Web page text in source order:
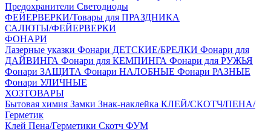
Предохранители Светодиоды
ФЕЙЕРВЕРКИ/Товары для ПРАЗДНИКА
САЛЮТЫ/ФЕЙЕРВЕРКИ
ФОНАРИ
Лазерные указки Фонари ДЕТСКИЕ/БРЕЛКИ Фонари для
ДАЙВИНГА Фонари для КЕМПИНГА Фонари для РУЖЬЯ
Фонари ЗАЩИТА Фонари НАЛОБНЫЕ Фонари РАЗНЫЕ
Фонари УЛИЧНЫЕ
ХОЗТОВАРЫ
Бытовая химия Замки Знак-наклейка КЛЕЙ/СКОТЧ/ПЕНА/
Герметик
Клей Пена/Герметики Скотч ФУМ